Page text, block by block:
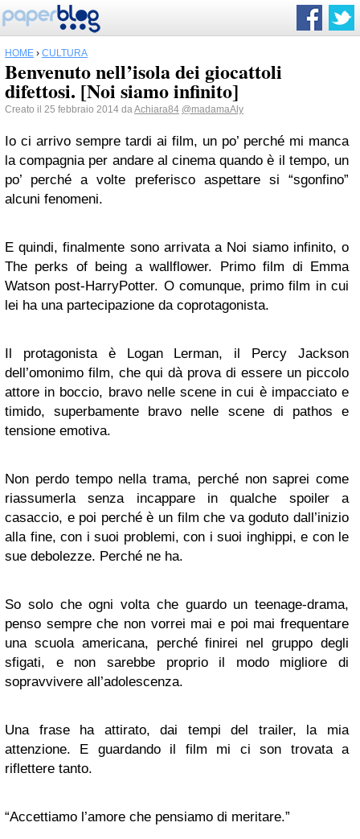
HOME › CULTURA
Benvenuto nell’isola dei giocattoli
difettosi. [Noi siamo infinito]
Creato il 25 febbraio 2014 daAchiara84 @madamaAly
Io ci arrivo sempre tardi ai film, un po’ perché mi manca
la compagnia per andare al cinema quando è il tempo, un
po’ perché a volte preferisco aspettare si “sgonfino”
alcuni fenomeni.
E quindi, finalmente sono arrivata a Noi siamo infinito, o
The perks of being a wallflower. Primo film di Emma
Watson post-HarryPotter. O comunque, primo film in cui
lei ha una partecipazione da coprotagonista.
Il protagonista è Logan Lerman, il Percy Jackson
dell’omonimo film, che qui dà prova di essere un piccolo
attore in boccio, bravo nelle scene in cui è impacciato e
timido, superbamente bravo nelle scene di pathos e
tensione emotiva.
Non perdo tempo nella trama, perché non saprei come
riassumerla senza incappare in qualche spoiler a
casaccio, e poi perché è un film che va goduto dall’inizio
alla fine, con i suoi problemi, con i suoi inghippi, e con le
sue debolezze. Perché ne ha.
So solo che ogni volta che guardo un teenage-drama,
penso sempre che non vorrei mai e poi mai frequentare
una scuola americana, perché finirei nel gruppo degli
sfigati, e non sarebbe proprio il modo migliore di
sopravvivere all’adolescenza.
Una frase ha attirato, dai tempi del trailer, la mia
attenzione. E guardando il film mi ci son trovata a
riflettere tanto.
“Accettiamo l’amore che pensiamo di meritare.”